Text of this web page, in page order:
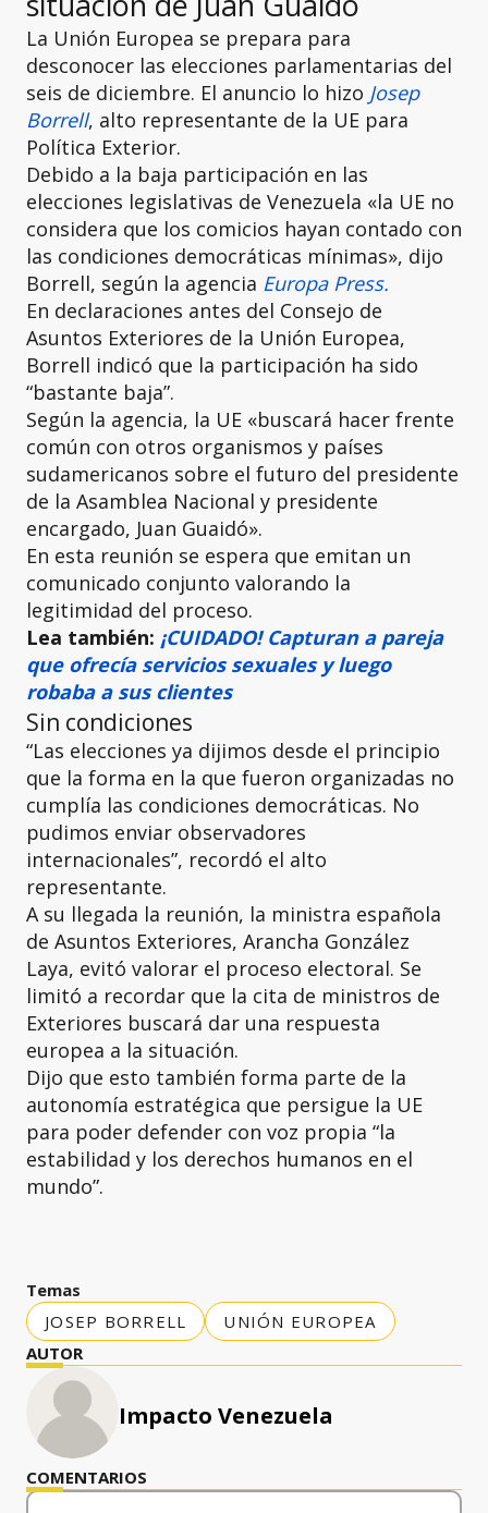
La Unión Europea se prepara para
desconocer las elecciones parlamentarias del
seis de diciembre. El anuncio lo hizo Josep
Borrell, alto representante de la UE para
Política Exterior.
Debido a la baja participación en las
elecciones legislativas de Venezuela «la UE no
considera que los comicios hayan contado con
las condiciones democráticas mínimas», dijo
Borrell, según la agencia Europa Press.
En declaraciones antes del Consejo de
Asuntos Exteriores de la Unión Europea,
Borrell indicó que la participación ha sido
“bastante baja”.
Según la agencia, la UE «buscará hacer frente
común con otros organismos y países
sudamericanos sobre el futuro del presidente
de la Asamblea Nacional y presidente
encargado, Juan Guaidó».
En esta reunión se espera que emitan un
comunicado conjunto valorando la
legitimidad del proceso.
Lea también: ¡CUIDADO! Capturan a pareja
que ofrecía servicios sexuales y luego
robaba a sus clientes
Sin condiciones
“Las elecciones ya dijimos desde el principio
que la forma en la que fueron organizadas no
cumplía las condiciones democráticas. No
pudimos enviar observadores
internacionales”, recordó el alto
representante.
A su llegada la reunión, la ministra española
de Asuntos Exteriores, Arancha González
Laya, evitó valorar el proceso electoral. Se
limitó a recordar que la cita de ministros de
Exteriores buscará dar una respuesta
europea a la situación.
Dijo que esto también forma parte de la
autonomía estratégica que persigue la UE
para poder defender con voz propia “la
estabilidad y los derechos humanos en el
mundo”.
Temas
JOSEP BORRELL
UNIÓN EUROPEA
AUTOR
Impacto Venezuela
COMENTARIOS